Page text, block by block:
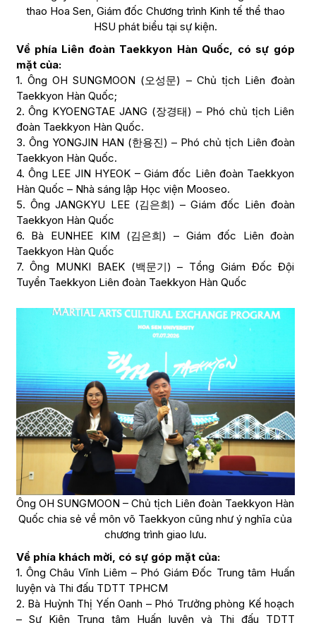
thao Hoa Sen, Giám đốc Chương trình Kinh tế thể thao
HSU phát biểu tại sự kiện.
Về phía Liên đoàn Taekkyon Hàn Quốc, có sự góp
mặt của:
1. Ông OH SUNGMOON (오성문) – Chủ tịch Liên đoàn
Taekkyon Hàn Quốc;
2. Ông KYOENGTAE JANG (장경태) – Phó chủ tịch Liên
đoàn Taekkyon Hàn Quốc.
3. Ông YONGJIN HAN (한용진) – Phó chủ tịch Liên đoàn
Taekkyon Hàn Quốc.
4. Ông LEE JIN HYEOK – Giám đốc Liên đoàn Taekkyon
Hàn Quốc – Nhà sáng lập Học viện Mooseo.
5. Ông JANGKYU LEE (김은희) – Giám đốc Liên đoàn
Taekkyon Hàn Quốc
6. Bà EUNHEE KIM (김은희) – Giám đốc Liên đoàn
Taekkyon Hàn Quốc
7. Ông MUNKI BAEK (백문기) – Tổng Giám Đốc Đội
Tuyển Taekkyon Liên đoàn Taekkyon Hàn Quốc
Ông OH SUNGMOON – Chủ tịch Liên đoàn Taekkyon Hàn
Quốc chia sẻ về môn võ Taekkyon cũng như ý nghĩa của
chương trình giao lưu.
Về phía khách mời, có sự góp mặt của:
1. Ông Châu Vĩnh Liêm – Phó Giám Đốc Trung tâm Huấn
luyện và Thi đấu TDTT TPHCM
2. Bà Huỳnh Thị Yến Oanh – Phó Trưởng phòng Kế hoạch
– Sự Kiện Trung tâm Huấn luyện và Thi đấu TDTT